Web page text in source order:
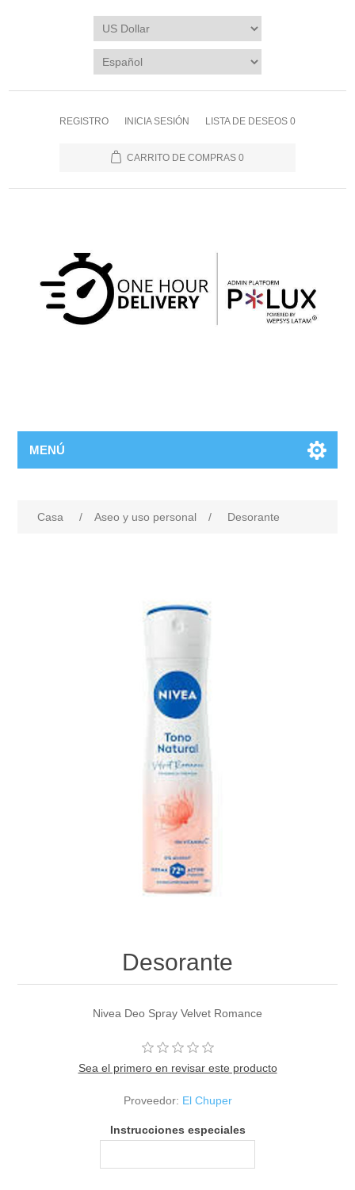
REGISTRO INICIA SESIÓN LISTA DE DESEOS 0
CARRITO DE COMPRAS 0
MENÚ
Casa / Aseo y uso personal / Desorante
Desorante
Nivea Deo Spray Velvet Romance
Sea el primero en revisar este producto
Proveedor: El Chuper
Instrucciones especiales